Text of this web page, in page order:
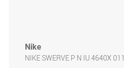
Nike
NIKE SWERVE P N IU 4640X 011